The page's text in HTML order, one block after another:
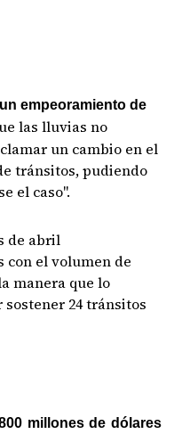
un empeoramiento de
las lluvias no
un cambio en el
tránsitos, pudiendo
el caso".
de abril
con el volumen de
manera que lo
24 tránsitos
millones de dólares